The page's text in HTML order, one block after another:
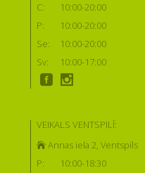
C:
10:00-20:00
P:
10:00-20:00
Se:
10:00-20:00
Sv:
10:00-17:00
VEIKALS VENTSPILĪ:
Annas iela 2, Ventspils
P:
10:00-18:30